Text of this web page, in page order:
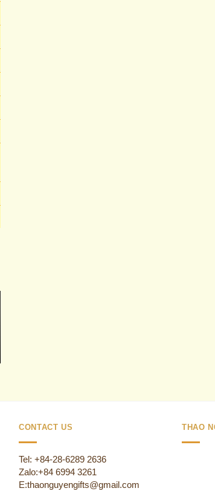
CONTACT US
Tel: +84-28-6289 2636
Zalo:+84 6994 3261
E:thaonguyengifts@gmail.com
THAO